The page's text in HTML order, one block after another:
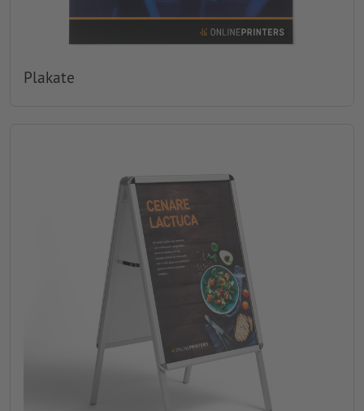
Plakate